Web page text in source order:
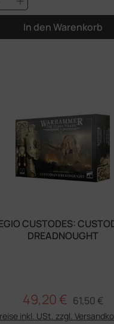
In den Warenkorb
CUSTODES:
DREADNOUGHT
Verkaufspreis:
49,20 € Regulärer
61,50 €
inkl. USt. zzgl.